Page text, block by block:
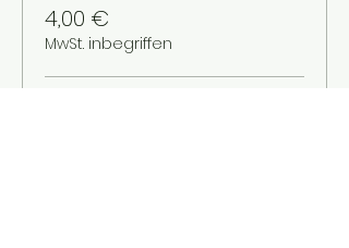
4,00 €
MwSt. inbegriffen